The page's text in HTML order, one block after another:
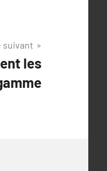
suivant
les